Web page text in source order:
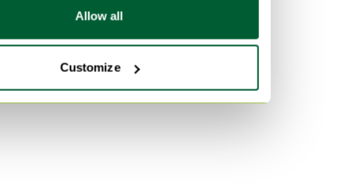
Allow all
Customize